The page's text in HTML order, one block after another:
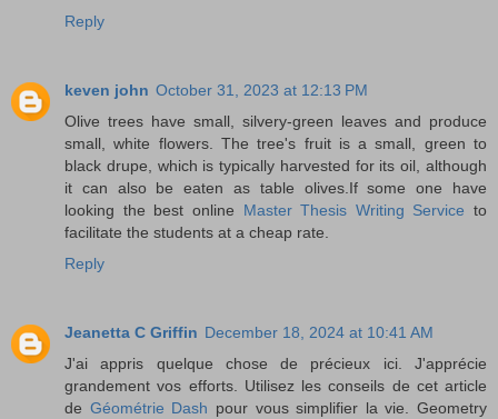
Reply
keven john October 31, 2023 at 12:13 PM
Olive trees have small, silvery-green leaves and produce
small, white flowers. The tree's fruit is a small, green to
black drupe, which is typically harvested for its oil, although
it can also be eaten as table olives.If some one have
looking the best online Master Thesis Writing Service to
facilitate the students at a cheap rate.
Reply
Jeanetta C Griffin December 18, 2024 at 10:41 AM
J'ai appris quelque chose de précieux ici. J'apprécie
grandement vos efforts. Utilisez les conseils de cet article
de Géométrie Dash pour vous simplifier la vie. Geometry